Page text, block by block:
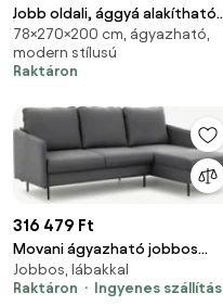
Jobb oldali, ággyá alakítható
sarokkanapé hullámrugókkal
TORRE Cappuccino
78×270×200 cm, ágyazható,
modern stílusú
Raktáron
316 479 Ft
Movani ágyazható jobbos
sarokkanapé szürke Velluto 18
bársony / fekete lábak
Jobbos, lábakkal
Raktáron
Ingyenes szállítás